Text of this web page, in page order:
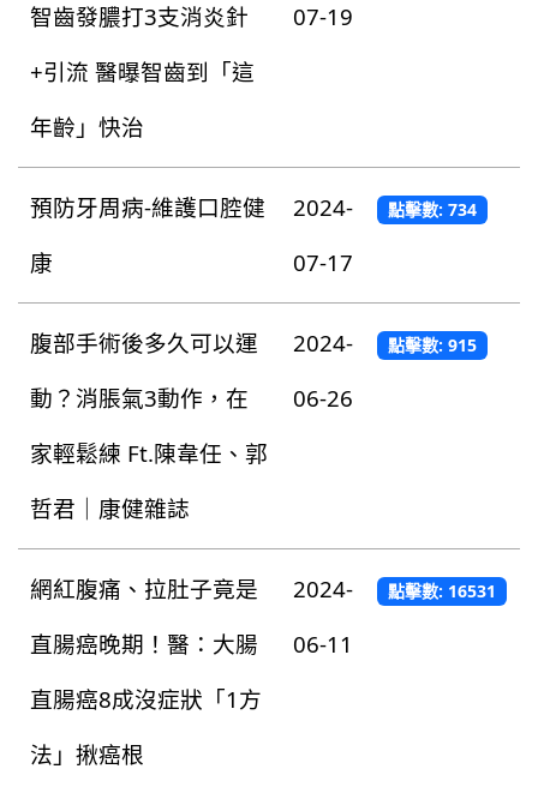
智齒發膿打3支消炎針
+引流 醫曝智齒到「這
年齡」快治
07-19
預防牙周病-維護口腔健
康
2024-
07-17
點擊數: 734
腹部手術後多久可以運
動？消脹氣3動作，在
家輕鬆練 Ft.陳韋任、郭
哲君｜康健雜誌
2024-
06-26
點擊數: 915
網紅腹痛、拉肚子竟是
直腸癌晚期！醫：大腸
直腸癌8成沒症狀「1方
法」揪癌根
2024-
06-11
點擊數: 16531